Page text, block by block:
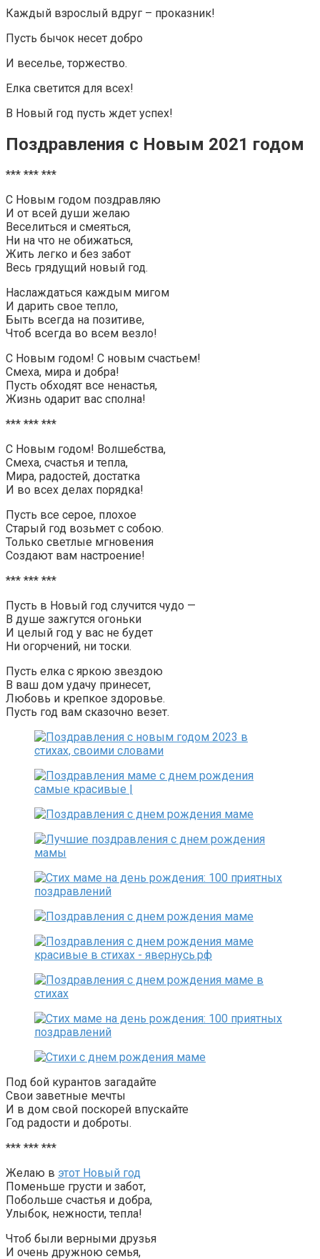
Каждый взрослый вдруг – проказник!
Пусть бычок несет добро
И веселье, торжество.
Елка светится для всех!
В Новый год пусть ждет успех!
Поздравления с Новым 2021 годом
*** *** ***
С Новым годом поздравляю
И от всей души желаю
Веселиться и смеяться,
Ни на что не обижаться,
Жить легко и без забот
Весь грядущий новый год.
Наслаждаться каждым мигом
И дарить свое тепло,
Быть всегда на позитиве,
Чтоб всегда во всем везло!
С Новым годом! С новым счастьем!
Смеха, мира и добра!
Пусть обходят все ненастья,
Жизнь одарит вас сполна!
*** *** ***
С Новым годом! Волшебства,
Смеха, счастья и тепла,
Мира, радостей, достатка
И во всех делах порядка!
Пусть все серое, плохое
Старый год возьмет с собою.
Только светлые мгновения
Создают вам настроение!
*** *** ***
Пусть в Новый год случится чудо —
В душе зажгутся огоньки
И целый год у вас не будет
Ни огорчений, ни тоски.
Пусть елка с яркою звездою
В ваш дом удачу принесет,
Любовь и крепкое здоровье.
Пусть год вам сказочно везет.
Под бой курантов загадайте
Свои заветные мечты
И в дом свой поскорей впускайте
Год радости и доброты.
*** *** ***
Желаю в этот Новый год
Поменьше грусти и забот,
Побольше счастья и добра,
Улыбок, нежности, тепла!
Чтоб были верными друзья
И очень дружною семья,